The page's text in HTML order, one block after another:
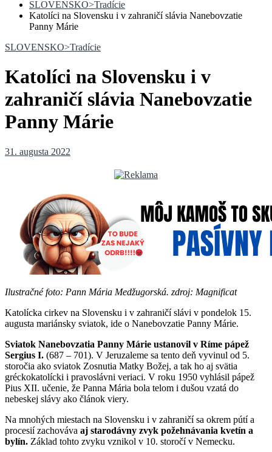
SLOVENSKO>Tradície
Katolíci na Slovensku i v zahraničí slávia Nanebovzatie
Panny Márie
SLOVENSKO>Tradície
Katolíci na Slovensku i v
zahraničí slávia Nanebovzatie
Panny Márie
31. augusta 2022
Ilustračné foto: Pann Mária Medžugorská. zdroj: Magnificat
Katolícka cirkev na Slovensku i v zahraničí slávi v pondelok 15.
augusta mariánsky sviatok, ide o Nanebovzatie Panny Márie.
Sviatok Nanebovzatia Panny Márie ustanovil v Ríme pápež
Sergius I. (687 – 701). V Jeruzaleme sa tento deň vyvinul od 5.
storočia ako sviatok Zosnutia Matky Božej, a tak ho aj svätia
gréckokatolícki i pravoslávni veriaci. V roku 1950 vyhlásil pápež
Pius XII. učenie, že Panna Mária bola telom i dušou vzatá do
nebeskej slávy ako článok viery.
Na mnohých miestach na Slovensku i v zahraničí sa okrem pútí a
procesií zachováva aj starodávny zvyk požehnávania kvetín a
bylín. Základ tohto zvyku vznikol v 10. storočí v Nemecku.